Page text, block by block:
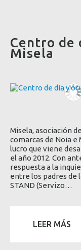
Centro de
Misela
Misela, asociación
comarcas de Noia e
lucro que viene
el año 2012. Con
respuesta a la
entre los padres de
STAND (Servizo…
LEER MÁS